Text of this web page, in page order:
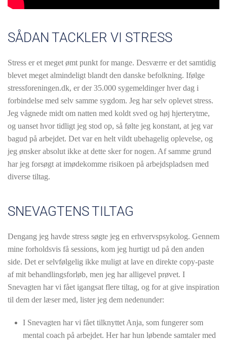
SÅDAN TACKLER VI STRESS
Stress er et meget ømt punkt for mange. Desværre er det samtidig
blevet meget almindeligt blandt den danske befolkning. Ifølge
stressforeningen.dk, er der 35.000 sygemeldinger hver dag i
forbindelse med selv samme sygdom. Jeg har selv oplevet stress.
Jeg vågnede midt om natten med koldt sved og høj hjerterytme,
og uanset hvor tidligt jeg stod op, så følte jeg konstant, at jeg var
bagud på arbejdet. Det var en helt vildt ubehagelig oplevelse, og
jeg ønsker absolut ikke at dette sker for nogen. Af samme grund
har jeg forsøgt at imødekomme risikoen på arbejdspladsen med
diverse tiltag.
SNEVAGTENS TILTAG
Dengang jeg havde stress søgte jeg en erhvervspsykolog. Gennem
mine forholdsvis få sessions, kom jeg hurtigt ud på den anden
side. Det er selvfølgelig ikke muligt at lave en direkte copy-paste
af mit behandlingsforløb, men jeg har alligevel prøvet. I
Snevagten har vi fået igangsat flere tiltag, og for at give inspiration
til dem der læser med, lister jeg dem nedenunder:
I Snevagten har vi fået tilknyttet Anja, som fungerer som
mental coach på arbejdet. Her har hun løbende samtaler med